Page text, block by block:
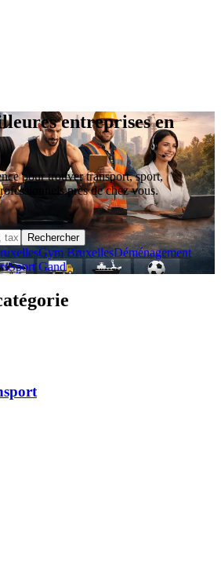
entreprises en
pour trouver transport, sport,
près de chez vous.
Rechercher
Gym BruxellesDéménagement
Sport Gand